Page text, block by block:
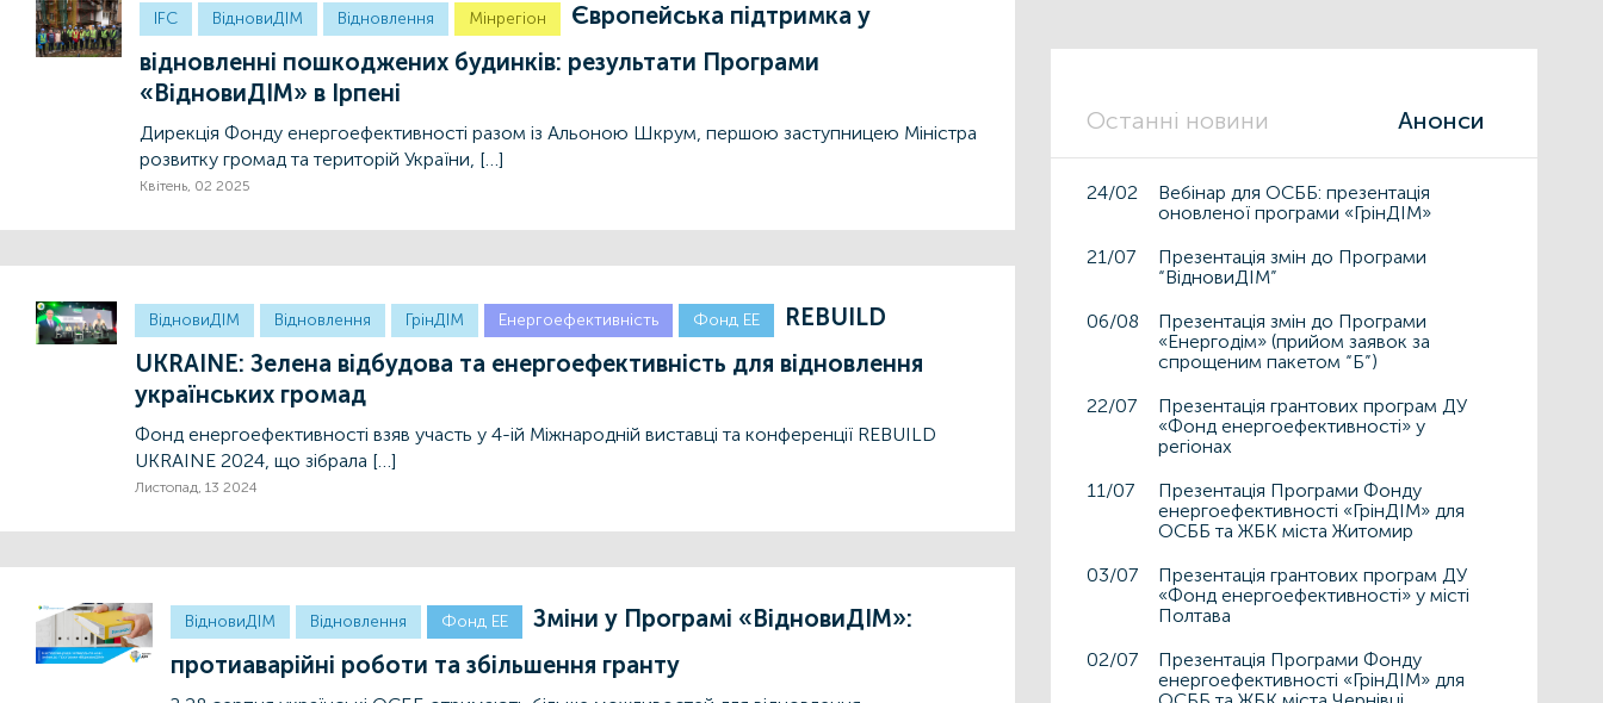
IFC ВідновиДІМ Відновлення Мінрегіон
Європейська підтримка у
відновленні пошкоджених будинків: результати Програми
«ВідновиДІМ» в Ірпені
Дирекція Фонду енергоефективності разом із Альоною Шкрум, першою заступницею Міністра
розвитку громад та територій України, […]
Квітень, 02 2025
ВідновиДІМ Відновлення ГрінДІМ Енергоефективність Фонд ЕЕ
REBUILD
UKRAINE: Зелена відбудова та енергоефективність для відновлення
українських громад
Фонд енергоефективності взяв участь у 4-ій Міжнародній виставці та конференції REBUILD
UKRAINE 2024, що зібрала […]
Листопад, 13 2024
ВідновиДІМ Відновлення Фонд ЕЕ
Зміни у Програмі «ВідновиДІМ»:
протиаварійні роботи та збільшення гранту
Останні новини Анонси
24/02
Вебінар для ОСББ: презентація
оновленої програми «ГрінДІМ»
21/07
Презентація змін до Програми
“ВідновиДІМ”
06/08
Презентація змін до Програми
«Енергодім» (прийом заявок за
спрощеним пакетом “Б”)
22/07
Презентація грантових програм ДУ
«Фонд енергоефективності» у
регіонах
11/07
Презентація Програми Фонду
енергоефективності «ГрінДІМ» для
ОСББ та ЖБК міста Житомир
03/07
Презентація грантових програм ДУ
«Фонд енергоефективності» у місті
Полтава
02/07
Презентація Програми Фонду
енергоефективності «ГрінДІМ» для